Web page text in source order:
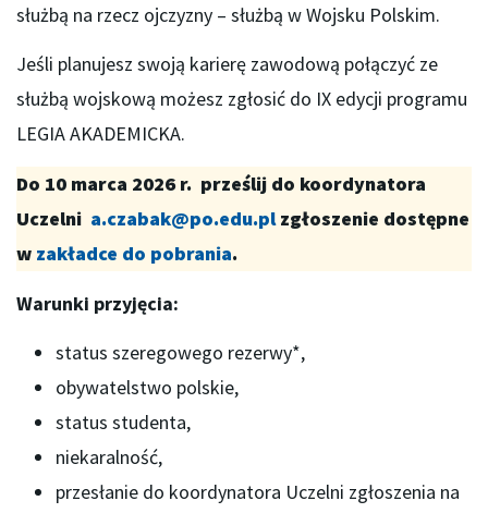
służbą na rzecz ojczyzny – służbą w Wojsku Polskim.
Jeśli planujesz swoją karierę zawodową połączyć ze
służbą wojskową możesz zgłosić do IX edycji programu
LEGIA AKADEMICKA.
Do 10 marca 2026 r. prześlij do koordynatora
Uczelni a.czabak@po.edu.plzgłoszenie dostępne
w zakładce do pobrania.
Warunki przyjęcia:
status szeregowego rezerwy*,
obywatelstwo polskie,
status studenta,
niekaralność,
przesłanie do koordynatora Uczelni zgłoszenia na